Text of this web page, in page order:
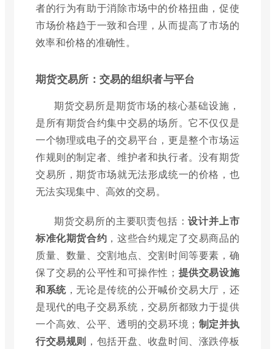
者的行为有助于消除市场中的价格扭曲，促使
市场价格趋于一致和合理，从而提高了市场的
效率和价格的准确性。
期货交易所：交易的组织者与平台
期货交易所是期货市场的核心基础设施，
是所有期货合约集中交易的场所。它不仅仅是
一个物理或电子的交易平台，更是整个市场运
作规则的制定者、维护者和执行者。没有期货
交易所，期货市场就无法形成统一的价格，也
无法实现集中、高效的交易。
期货交易所的主要职责包括：设计并上市
标准化期货合约 ，这些合约规定了交易商品的
质量、数量、交割地点、交割时间等要素，确
保了交易的公平性和可操作性； 提供交易设施
和系统，无论是传统的公开喊价交易大厅，还
是现代的电子交易系统，交易所都致力于提供
一个高效、公平、透明的交易环境； 制定并执
行交易规则 ，包括开盘、收盘时间、涨跌停板